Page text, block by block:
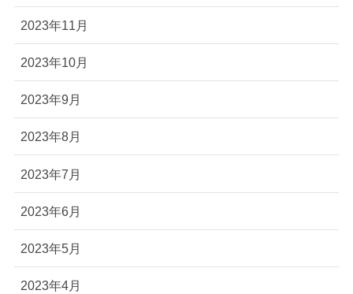
2023年11月
2023年10月
2023年9月
2023年8月
2023年7月
2023年6月
2023年5月
2023年4月